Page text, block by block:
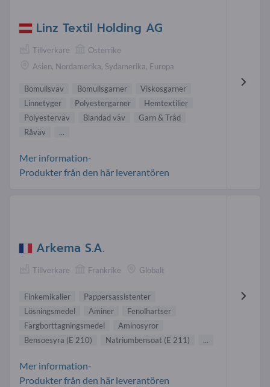
Linz Textil Holding AG
Tillverkare
Österrike
Asien, Nordamerika, Sydamerika, Europa
Bomullsväv Bomullsgarner
Viskosgarner
Linnetyger
Polyestergarner
Hemtextilier
Polyesterväv
Blandad väv
Garn & Tråd
Råväv
...
Mer information-
Produkter från den här leverantören
Arkema S.A.
Tillverkare Frankrike Globalt
Finkemikalier
Pappersassistenter
Lösningsmedel
Aminer
Fenolhartser
Färgborttagningsmedel
Aminosyror
Bensoesyra (E 210)
Natriumbensoat (E 211) ...
Mer information-
Produkter från den här leverantören